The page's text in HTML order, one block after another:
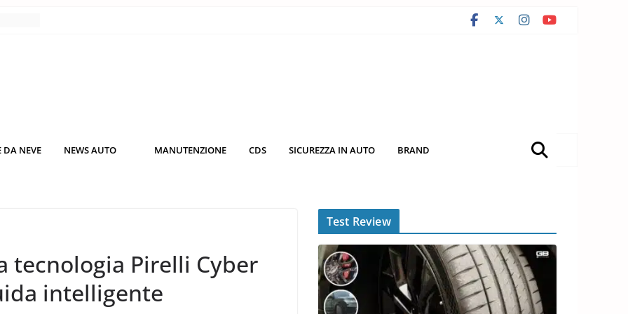
DA NEVE NEWS AUTO MANUTENZIONE CDS SICUREZZA IN AUTO BRAND
tecnologia Pirelli Cyber
intelligente
Test Review